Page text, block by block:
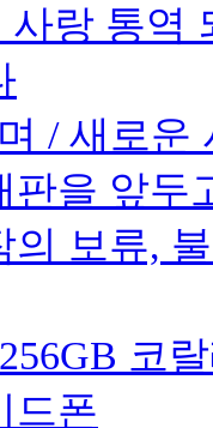
랑 통역
/ 새로운
판을 앞두
의 보류,
코
드폰